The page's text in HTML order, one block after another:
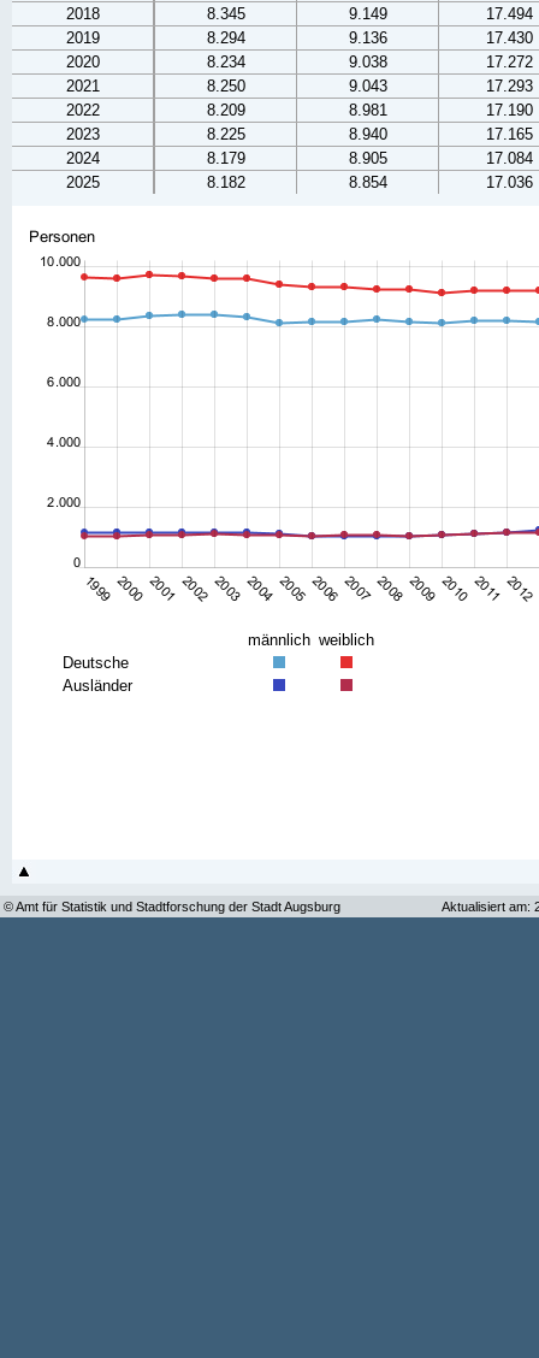
2018
8.345 9.149
17.494
2019
8.294 9.136
17.430
2020
8.234 9.038
17.272
2021
8.250 9.043
17.293
2022
8.209 8.981
17.190
2023
8.225 8.940
17.165
2024
8.179 8.905
17.084
2025
8.182 8.854 17.036
männlich weiblich
Deutsche
Ausländer
© Amt für Statistik und Stadtforschung der Stadt Augsburg Aktualisiert am: